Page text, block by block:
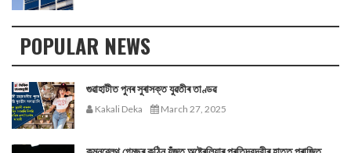
POPULAR NEWS
গুৱাহাটীত পুনৰ সুৰাসক্ত যুৱতীৰ তাণ্ডৱ
Kakali Deka March 27, 2025